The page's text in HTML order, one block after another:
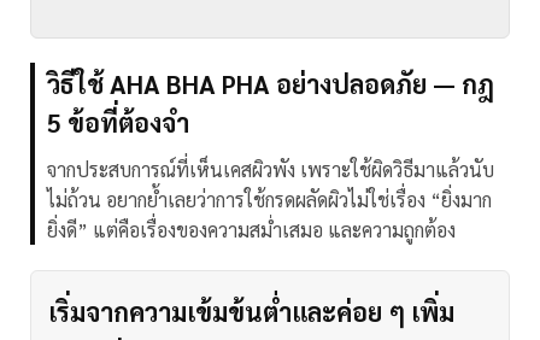
วิธีใช้ AHA BHA PHA อย่างปลอดภัย — กฎ
5 ข้อที่ต้องจำ
จากประสบการณ์ที่เห็นเคสผิวพัง เพราะใช้ผิดวิธีมาแล้วนับ
ไม่ถ้วน อยากย้ำเลยว่าการใช้กรดผลัดผิวไม่ใช่เรื่อง “ยิ่งมาก
ยิ่งดี” แต่คือเรื่องของความสม่ำเสมอ และความถูกต้อง
เริ่มจากความเข้มข้นต่ำและค่อย ๆ เพิ่ม